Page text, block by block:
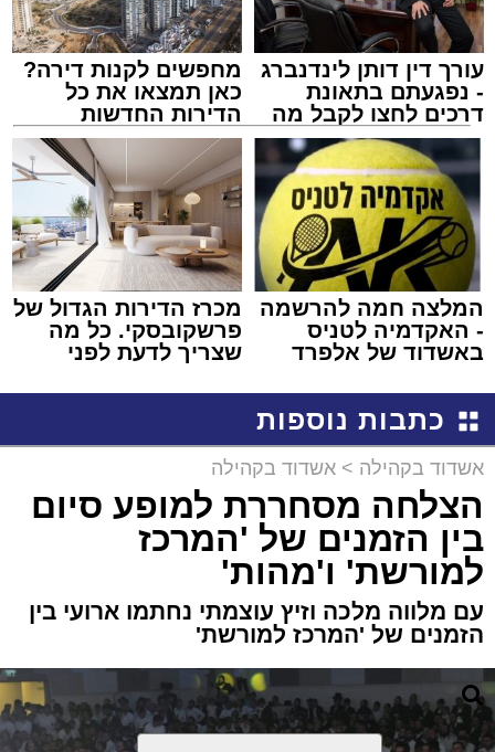
עורך דין דותן לינדנברג
- נפגעתם בתאונת
דרכים לחצו לקבל מה
שמגיע לכם
מחפשים לקנות דירה?
כאן תמצאו את כל
הדירות החדשות
למכירה באשדוד >>>
המלצה חמה להרשמה
- האקדמיה לטניס
באשדוד של אלפרד
מכרז הדירות הגדול של
פרשקובסקי. כל מה
שצריך לדעת לפני
באשדוד
כתבות נוספות
אשדוד בקהילה > אשדוד בקהילה
הצלחה מסחררת למופע סיום
בין הזמנים של 'המרכז
למורשת' ו'מהות'
עם מלווה מלכה וזיץ עוצמתי נחתמו ארועי בין
הזמנים של 'המרכז למורשת'